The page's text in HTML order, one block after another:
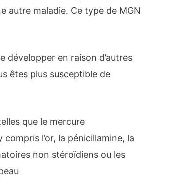
autre maladie. Ce type de MGN
développer en raison d’autres
êtes plus susceptible de
que le mercure
l’or, la pénicillamine, la
non stéroïdiens ou les